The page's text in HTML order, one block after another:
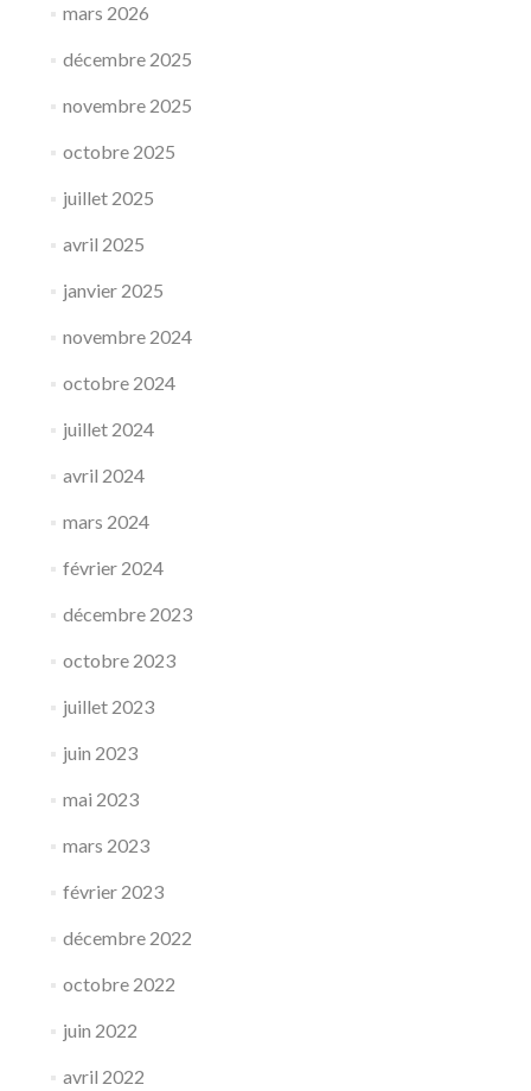
mars 2026
décembre 2025
novembre 2025
octobre 2025
juillet 2025
avril 2025
janvier 2025
novembre 2024
octobre 2024
juillet 2024
avril 2024
mars 2024
février 2024
décembre 2023
octobre 2023
juillet 2023
juin 2023
mai 2023
mars 2023
février 2023
décembre 2022
octobre 2022
juin 2022
avril 2022